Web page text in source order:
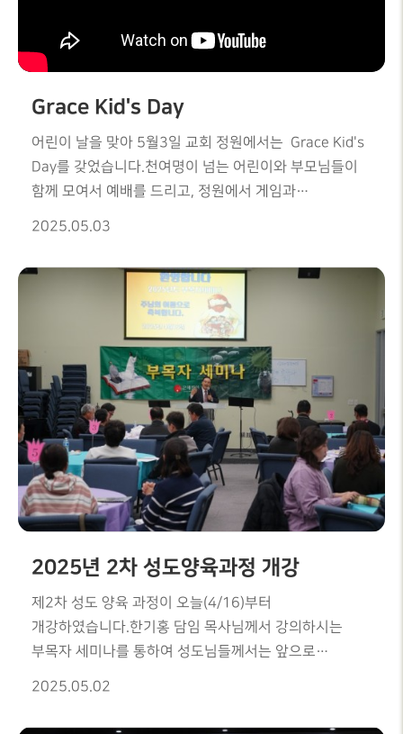
Grace Kid's Day
어린이 날을 맞아 5월3일 교회 정원에서는 Grace Kid's
Day를 갖었습니다.천여명이 넘는 어린이와 부모님들이
함께 모여서 예배를 드리고, 정원에서 게임과
2025.05.03
2025년 2차 성도양육과정 개강
제2차 성도 양육 과정이 오늘(4/16)부터
개강하였습니다.한기홍 담임 목사님께서 강의하시는
부목자 세미나를 통하여 성도님들께서는 앞으로
수 있는지에 대해 배우게 되었습니다. 또한 목자로서
2025.05.02